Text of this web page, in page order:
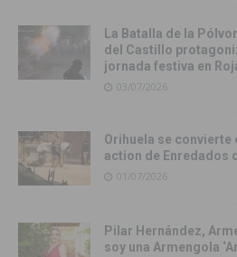
La Batalla de la
del Castillo
jornada festiva en
03/07/2026
Orihuela se convierte
action de Enredados
01/07/2026
Pilar Hernández,
soy una Armengola